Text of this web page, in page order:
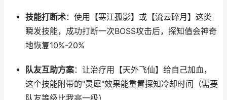
技能打断术：使用【寒江孤影】或【流云碎月】这类
瞬发技能，成功打断一次BOSS攻击后，探知值会神奇
地恢复10%-20%
队友互助方案：让治疗用【天外飞仙】给自己加血，
这个技能附带的"灵犀"效果能重置探知冷却时间（需要